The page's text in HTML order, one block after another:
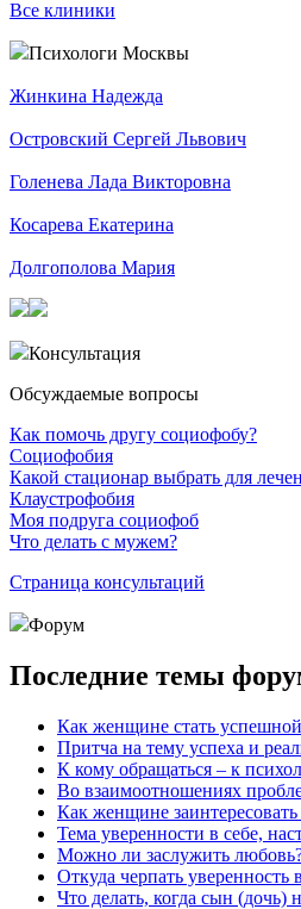
Все клиники
Психологи Москвы
Жинкина Надежда
Островский Сергей Львович
Голенева Лада Викторовна
Косарева Екатерина
Долгополова Мария
Консультация
Обсуждаемые вопросы
Как помочь другу социофобу?
Социофобия
Какой стационар выбрать для
Клаустрофобия
Моя подруга социофоб
Что делать с мужем?
Страница консультаций
Форум
Последние темы
Как женщине стать
Притча на тему успеха и
К кому обращаться – к
Во взаимоотношениях
Как женщине
Тема уверенности в себе,
Можно ли заслужить
Откуда черпать уверенность
Что делать, когда сын (дочь)